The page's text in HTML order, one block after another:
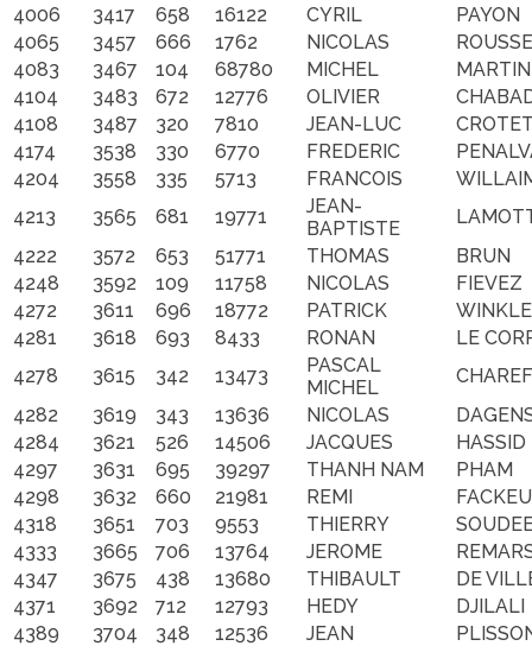
4006
3417 658 16122 CYRIL
PAYON
4065
3457 666 1762 NICOLAS
4083
3467 104 68780 MICHEL
MARTIN
4104
3483 672 12776 OLIVIER
4108
3487 320 7810 JEAN-LUC
4174
3538 330 6770 FREDERIC
4204
3558 335 5713 FRANCOIS
4213
3565 681 19771
JEAN-
BAPTISTE
4222
3572 653 51771 THOMAS
BRUN
4248
3592 109 11758 NICOLAS
FIEVEZ
4272
3611 696 18772 PATRICK
4281
3618 693 8433 RONAN
LE
4278
3615 342 13473
PASCAL
MICHEL
CHAREF
4282
3619 343 13636 NICOLAS
4284
3621 526 14506 JACQUES
HASSID
4297
3631 695 39297 THANH NAM
PHAM
4298
3632 660 21981 REMI
4318
3651 703 9553 THIERRY
4333
3665 706 13764 JEROME
4347
3675 438 13680 THIBAULT
DE
4371
3692 712 12793 HEDY
DJILALI
4389
3704 348 12536 JEAN